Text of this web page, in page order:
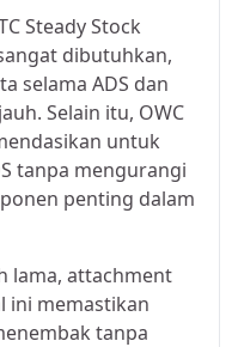
Steady Stock
dibutuhkan,
selama ADS dan
Selain itu, OWC
untuk
tanpa mengurangi
penting dalam
lama, attachment
ini memastikan
tanpa